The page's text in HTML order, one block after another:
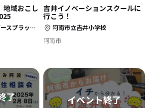
地域おこし
ーム「Cluster」）
吉井イノベーションスクールに
行こう！
阿南市立吉井小学校
阿南市